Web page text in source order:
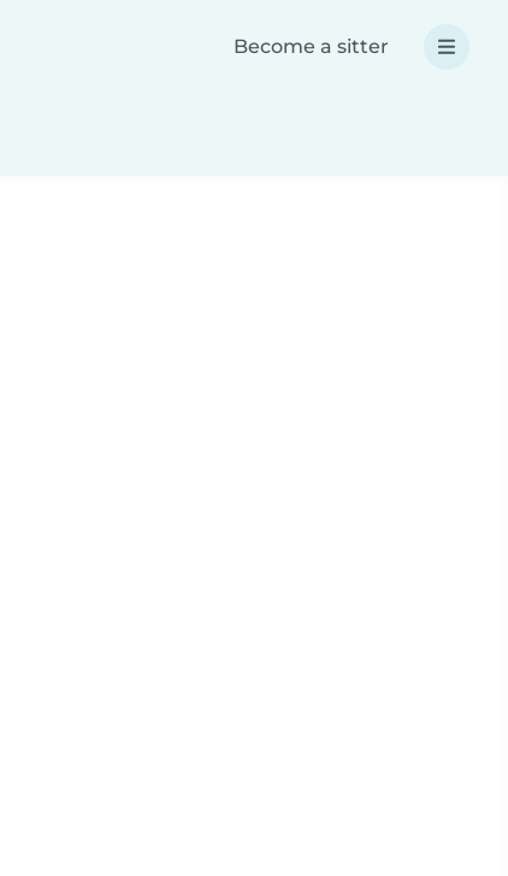
Become a sitter